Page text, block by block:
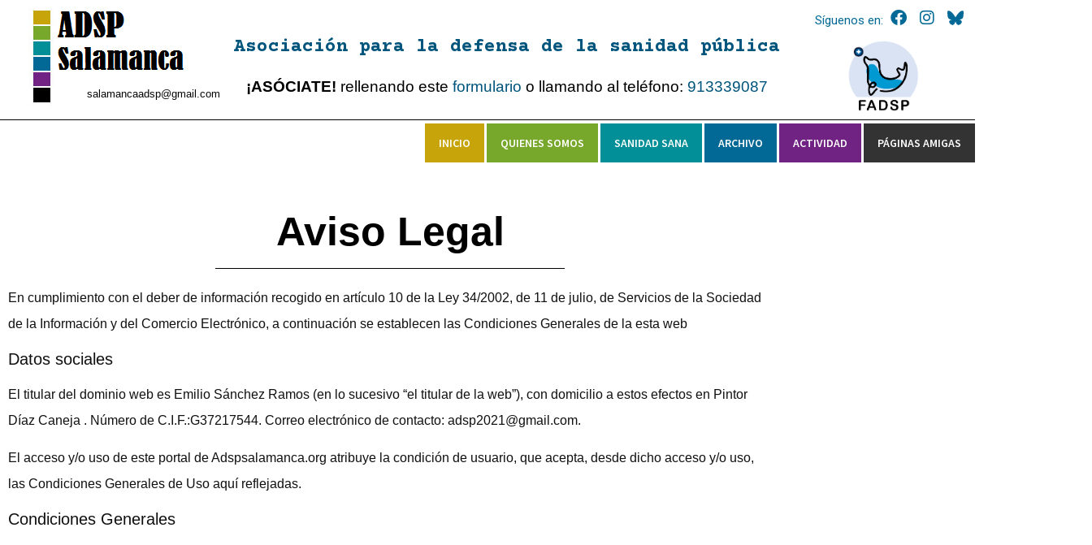
salamancaadsp@gmail.com
Asociación para la defensa de la sanidad pública
¡ASÓCIATE! rellenando esteformulario o llamando al teléfono: 913339087
Síguenos en:
INICIO QUIENES SOMOS SANIDAD SANA ARCHIVO ACTIVIDAD PÁGINAS AMIGAS
Aviso Legal
En cumplimiento con el deber de información recogido en artículo 10 de la Ley 34/2002, de 11 de julio, de Servicios de la Sociedad
de la Información y del Comercio Electrónico, a continuación se establecen las Condiciones Generales de la esta web
Datos sociales
El titular del dominio web es Emilio Sánchez Ramos (en lo sucesivo “el titular de la web”), con domicilio a estos efectos en Pintor
Díaz Caneja . Número de C.I.F.:G37217544. Correo electrónico de contacto: adsp2021@gmail.com.
El acceso y/o uso de este portal de Adspsalamanca.org atribuye la condición de usuario, que acepta, desde dicho acceso y/o uso,
las Condiciones Generales de Uso aquí reflejadas.
Condiciones Generales